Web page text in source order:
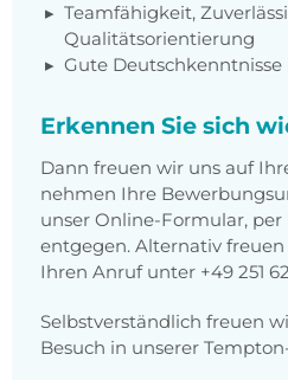
Teamfähigkeit,
Qualitätsorientierung
Gute
Erkennen Sie sich
Dann freuen wir uns auf
nehmen Ihre
unser Online-Formular, per
entgegen. Alternativ
Ihren Anruf unter +49 251
Selbstverständlich freuen
Besuch in unserer